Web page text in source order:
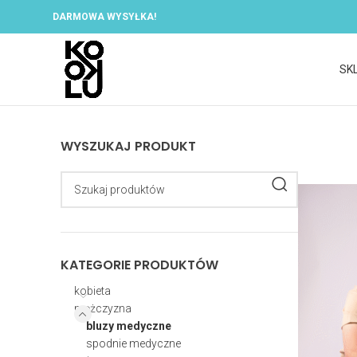
DARMOWA WYSYŁKA!
WYSZUKAJ PRODUKT
KATEGORIE PRODUKTÓW
kobieta
mężczyzna
bluzy medyczne
spodnie medyczne